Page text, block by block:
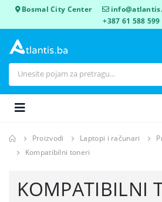
Bosmal City Center
+387 61 588 599
Proizvodi Laptopi i računari
Kompatibilni toneri
KOMPATIBILNI